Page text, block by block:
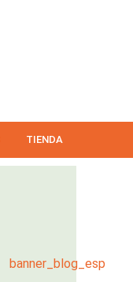
TIENDA